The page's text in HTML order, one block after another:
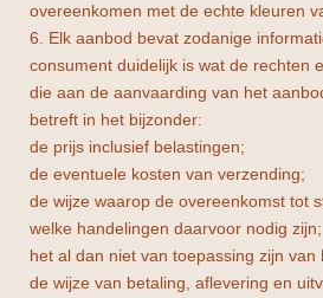
overeenkomen met de echte kleuren
6. Elk aanbod bevat zodanige
consument duidelijk is wat de rechten
die aan de aanvaarding van het
betreft in het bijzonder:
de prijs inclusief belastingen;
de eventuele kosten van verzending;
de wijze waarop de overeenkomst tot
welke handelingen daarvoor nodig zijn;
het al dan niet van toepassing zijn
de wijze van betaling, aflevering en